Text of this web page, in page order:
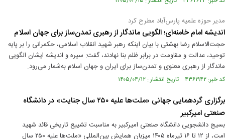
مدیر حوزه علمیه پارس‌آباد مطرح کرد
اندیشه امام خامنه‌ای؛ الگویی ماندگار از رهبری تمدن‌ساز برای جهان اسلام
حجت‌الاسلام رضا بهشتی با بیان اینکه رهبر شهید انقلاب اسلامی، حکمرانی را بر پایه
توحید، عدالت و مقاومت در برابر ظلم بنا نهادند، گفت: سیره و اندیشه ایشان الگویی
ماندگار از رهبری معنوی و تمدن‌ساز برای ایران و جهان اسلام به‌شمار می‌رود.
کد خبر: ۴۳۶۱۹۴۲ تاریخ انتشار : ۱۴۰۵/۰۴/۱۲
برگزاری گردهمایی جهانی «ملت‌ها علیه ۲۵۰ سال جنایت» در دانشگاه
صنعتی امیرکبیر
بسیج دانشجویی دانشگاه صنعتی امیرکبیر به مناسبت تشییع تاریخی قائد شهید
امت، از ۱۲ تا ۱۶ تیرماه ۱۴۰۵ میزبان همایش بین‌المللی «ملت‌ها علیه ۲۵۰ سال